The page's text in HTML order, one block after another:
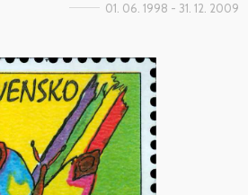
01. 06. 1998 - 31. 12. 2009